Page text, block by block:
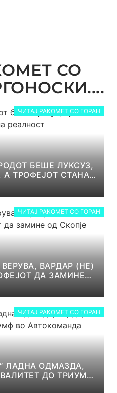
СО
ЧИТАЈ РАКОМЕТ СО ГОРАН
БЕШЕ ЛУКСУЗ,
А ТРОФЕЈОТ СТАНА
ЧИТАЈ РАКОМЕТ СО ГОРАН
ВАРДАР (НЕ)
ДА ЗАМИНЕ
ЧИТАЈ РАКОМЕТ СО ГОРАН
ЛАДНА ОДМАЗДА,
ДО ТРИУМФ